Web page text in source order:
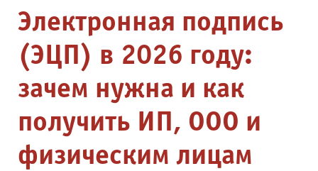
Электронная подпись
(ЭЦП) в 2026 году:
зачем нужна и как
получить ИП, ООО и
физическим лицам